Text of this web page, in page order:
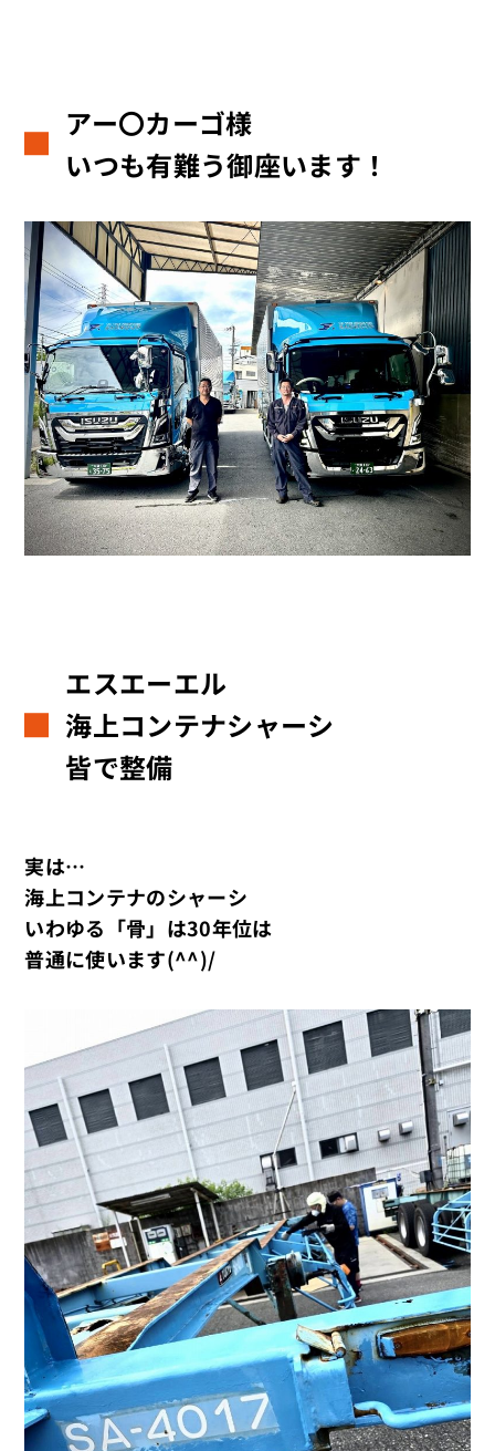
アー〇カーゴ様
いつも有難う御座います！
エスエーエル
海上コンテナシャーシ
皆で整備
実は…
海上コンテナのシャーシ
いわゆる「骨」は30年位は
普通に使います(^^)/